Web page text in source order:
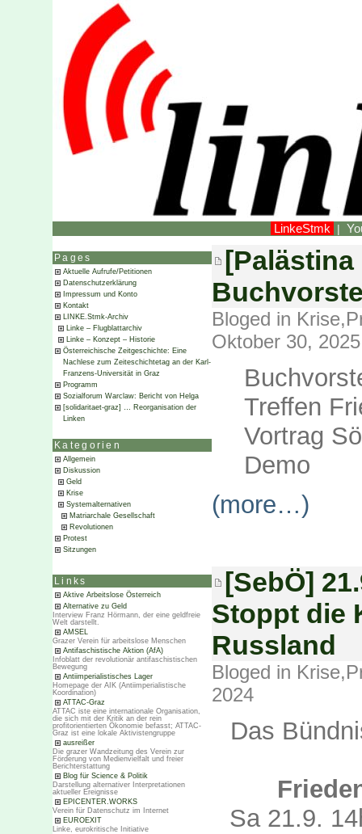
LinkeStmk |
Pages
Aktuelle Aufrufe/Petitionen
Datenschutzerklärung
Impressum und Konto
Kontakt
LINKE.Stmk-Archiv
Linke – Flugblattarchiv
Linke – Konzept – Historie
Österreichische Zeitgeschichte: Eine
Nachlese zum Zeiteschichtetag an der Karl-
Franzens-Universität in Graz
Programm
Sozialforum Warclaw: Bericht von Helga
[solidaritaet-graz] … Reorganisation der
Linken
Kategorien
Allgemein
Diskussion
Geld
Krise
Systemalternativen
Matriarchale Gesellschaft
Revolutionen
Protest
Sitzungen
Links
Aktive Arbeitslose Österreich
Alternative zu Geld
Interview Franz Hörmann, der eine geldfreie
Welt darstellt.
AMSEL
Grazer Verein für arbeitslose Menschen
Antifaschistische Aktion (AfA)
Infoblatt der revolutionär antifaschistischen
Bewegung
Antiimperialistisches Lager
Homepage der AIK (Antiimperialistische
Koordination)
ATTAC-Graz
ATTAC iste eine internationale Organisation,
die sich mit der Kritik an der rein
profitorientierten Ökonomie befasst; ATTAC-
Graz ist eine lokale Aktivistengruppe
ausreißer
Die grazer Wandzeitung des Verein zur
Förderung von Medienvielfalt und freier
Berichterstattung
Blog für Science & Politik
Darstellung alternativer Interpretationen
aktueller Ereignisse
EPICENTER.WORKS
Verein für Datenschutz im Internet
EUROEXIT
Linke, eurokritische Initiative
Bloged in Krise,
Oktober 30, 2025
Treffen
Vortrag
Demo
(more…)
[SebÖ]
Stoppt die
Russland
Bloged in Krise,
2024
Das
Sa 21.9.